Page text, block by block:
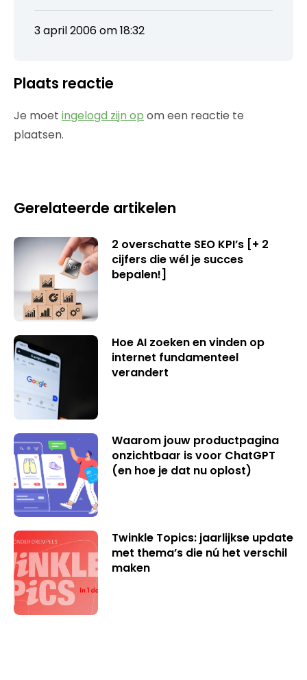
3 april 2006 om 18:32
Plaats reactie
Je moet ingelogd zijn op om een reactie te
plaatsen.
Gerelateerde artikelen
2 overschatte SEO KPI’s [+ 2
cijfers die wél je succes
bepalen!]
Hoe AI zoeken en vinden op
internet fundamenteel
verandert
Waarom jouw productpagina
onzichtbaar is voor ChatGPT
(en hoe je dat nu oplost)
Twinkle Topics: jaarlijkse update
met thema’s die nú het verschil
maken